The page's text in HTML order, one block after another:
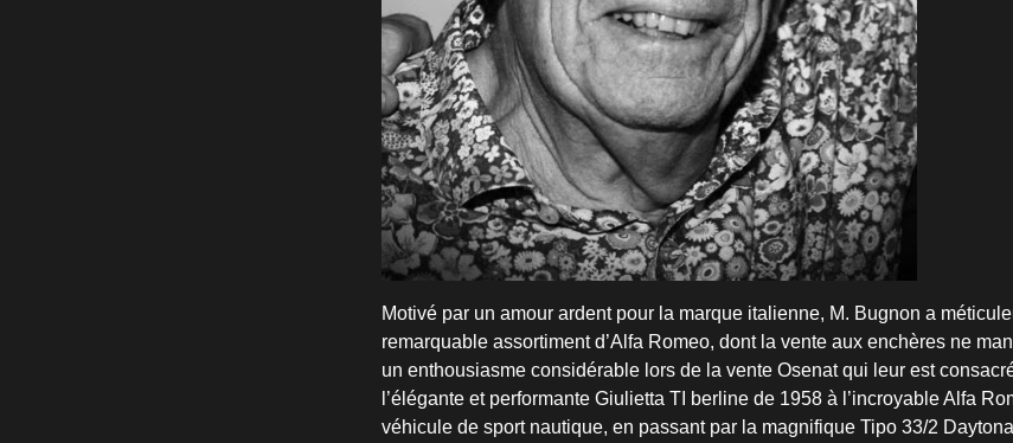
Motivé par un amour ardent pour la marque italienne, M. Bugnon a
remarquable assortiment d’Alfa Romeo, dont la vente aux enchères ne
un enthousiasme considérable lors de la vente Osenat qui leur est
l’élégante et performante Giulietta TI berline de 1958 à l’incroyable Alfa
véhicule de sport nautique, en passant par la magnifique Tipo 33/2